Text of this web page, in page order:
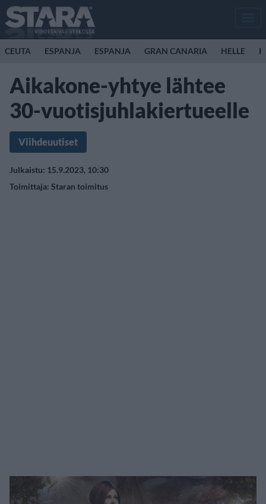
CEUTA ESPANJA ESPANJA GRAN CANARIA HELLE
Aikakone-yhtye lähtee
30-vuotisjuhlakiertueelle
Viihdeuutiset
Julkaistu: 15.9.2023, 10:30
Toimittaja: Staran toimitus